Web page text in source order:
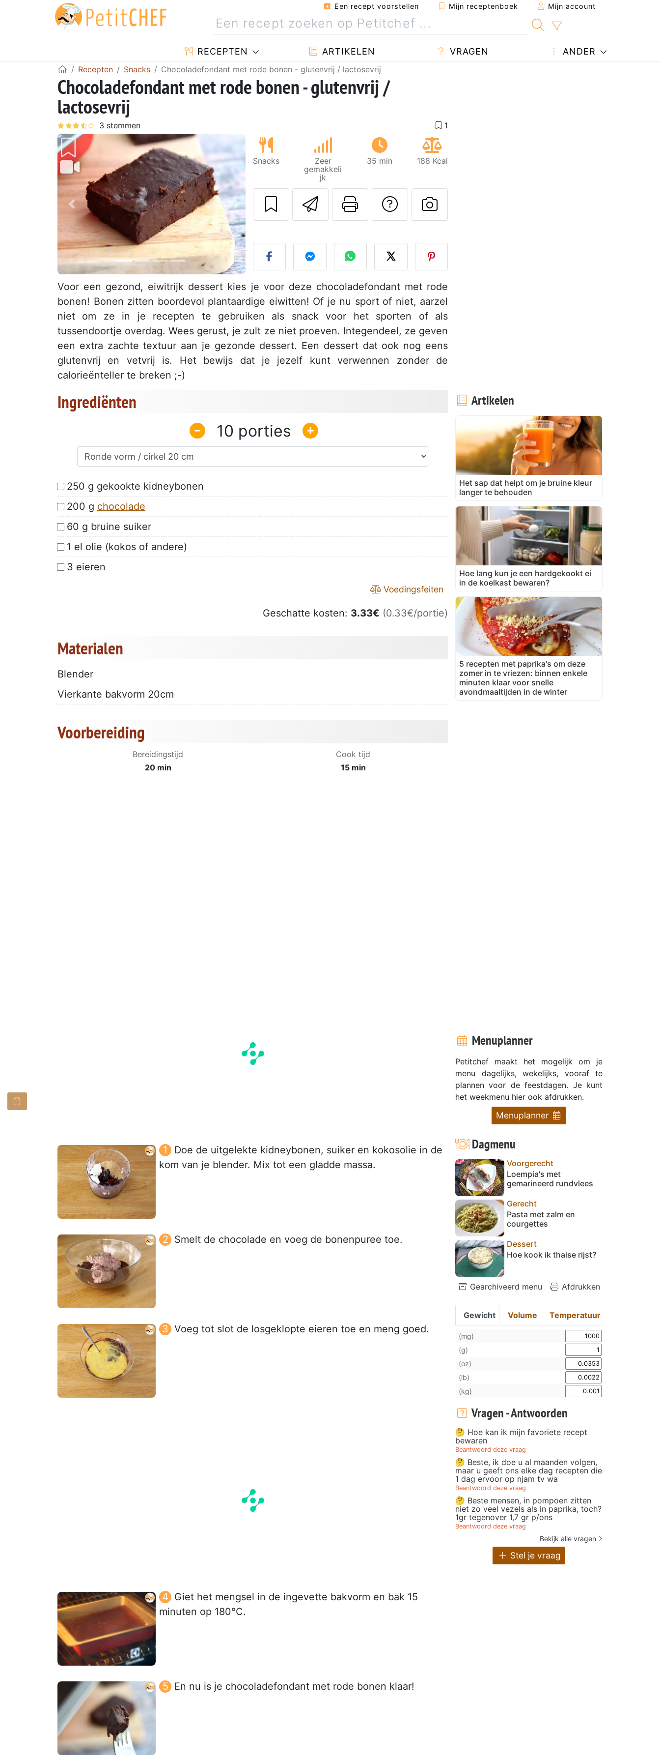
Een recept voorstellen Mijn receptenboek Mijn account
RECEPTEN ARTIKELEN VRAGEN ANDER
Recepten Snacks Chocoladefondant met rode bonen - glutenvrij / lactosevrij
Chocoladefondant met rode bonen - glutenvrij /
lactosevrij
Vorig Volgende
Snacks
Zeer
gemakkeli
jk
35 min 188 Kcal
Stuur dit recept naar een vriend
Print deze pagina
Stel een vraag auteur
Plaats je foto van dit recept
Voor een gezond, eiwitrijk dessert kies je voor deze chocoladefondant met rode
bonen! Bonen zitten boordevol plantaardige eiwitten! Of je nu sport of niet, aarzel
niet om ze in je recepten te gebruiken als snack voor het sporten of als
tussendoortje overdag. Wees gerust, je zult ze niet proeven. Integendeel, ze geven
een extra zachte textuur aan je gezonde dessert. Een dessert dat ook nog eens
glutenvrij en vetvrij is. Het bewijs dat je jezelf kunt verwennen zonder de
calorieënteller te breken ;-)
Ingrediënten
10
250 g gekookte kidneybonen
200 g chocolade
60 g bruine suiker
1 el olie (kokos of andere)
3 eieren
Voedingsfeiten
Geschatte kosten: 3.33€ (0.33€/portie)
Materialen
Blender
Vierkante bakvorm 20cm
Voorbereiding
Bereidingstijd
20 min
Cook tijd
15 min
Doe de uitgelekte kidneybonen, suiker en kokosolie in de
kom van je blender. Mix tot een gladde massa.
Smelt de chocolade en voeg de bonenpuree toe.
Voeg tot slot de losgeklopte eieren toe en meng goed.
Giet het mengsel in de ingevette bakvorm en bak 15
minuten op 180°C.
En nu is je chocoladefondant met rode bonen klaar!
Artikelen
Het sap dat helpt om je bruine kleur
langer te behouden
Hoe lang kun je een hardgekookt ei
in de koelkast bewaren?
5 recepten met paprika's om deze
zomer in te vriezen: binnen enkele
minuten klaar voor snelle
avondmaaltijden in de winter
Menuplanner
Petitchef maakt het mogelijk om je
menu dagelijks, wekelijks, vooraf te
plannen voor de feestdagen. Je kunt
het weekmenu hier ook afdrukken.
Menuplanner
Dagmenu
Voorgerecht
Loempia's met
gemarineerd rundvlees
Gerecht
Pasta met zalm en
courgettes
Dessert
Hoe kook ik thaise rijst?
Gearchiveerd menu Afdrukken
Gewicht Volume Temperatuur
(mg)
(g)
(oz)
(lb)
(kg)
Vragen - Antwoorden
🤔 Hoe kan ik mijn favoriete recept
bewaren
Beantwoord deze vraag
🤔 Beste, ik doe u al maanden volgen,
maar u geeft ons elke dag recepten die
1 dag ervoor op njam tv wa
Beantwoord deze vraag
🤔 Beste mensen, in pompoen zitten
niet zo veel vezels als in paprika, toch?
1gr tegenover 1,7 gr p/ons
Beantwoord deze vraag
Bekijk alle vragen
Stel je vraag